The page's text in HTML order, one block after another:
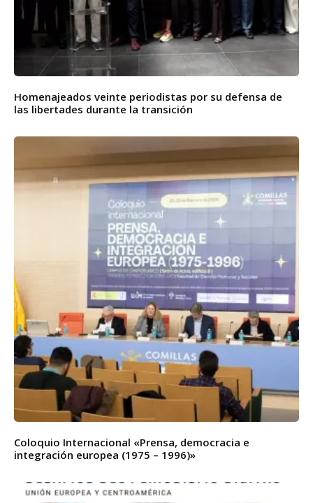
Homenajeados veinte periodistas por su defensa de
las libertades durante la transición
Coloquio Internacional «Prensa, democracia e
integración europea (1975 – 1996)»